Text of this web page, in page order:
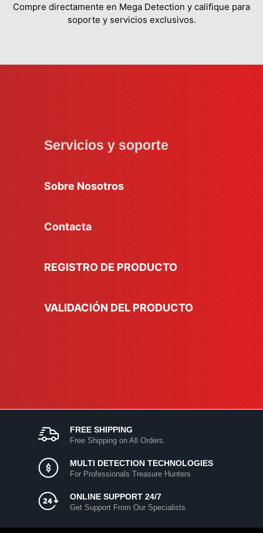
Compre directamente en Mega Detection y califique para
soporte y servicios exclusivos.
Servicios y soporte
Sobre Nosotros
Contacta
REGISTRO DE PRODUCTO
VALIDACIÓN DEL PRODUCTO
FREE SHIPPING
Free Shipping on All Orders.
MULTI DETECTION TECHNOLOGIES
For Professionals Treasure Hunters
ONLINE SUPPORT 24/7
Get Support From Our Specialists.